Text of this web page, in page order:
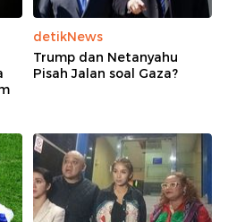
detikNews
Trump dan Netanyahu
Pisah Jalan soal Gaza?